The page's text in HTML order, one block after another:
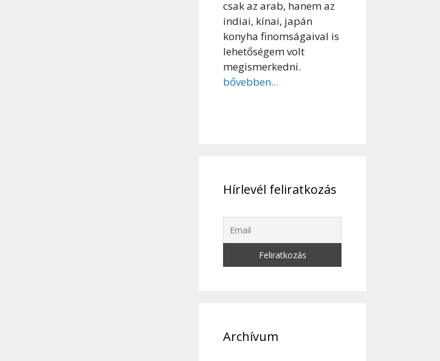
csak az arab, hanem az
indiai, kínai, japán
konyha finomságaival is
lehetőségem volt
megismerkedni.
bővebben...
Hírlevél feliratkozás
Archívum